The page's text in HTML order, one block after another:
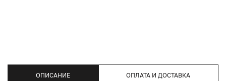
ОПИСАНИЕ ОПЛАТА И ДОСТАВКА